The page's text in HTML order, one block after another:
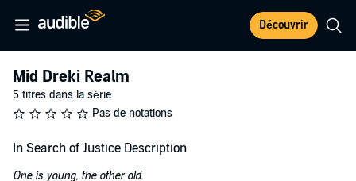
Découvrir
Mid Dreki Realm
5 titres dans la série
Pas de notations
In Search of Justice Description
One is young, the other old.